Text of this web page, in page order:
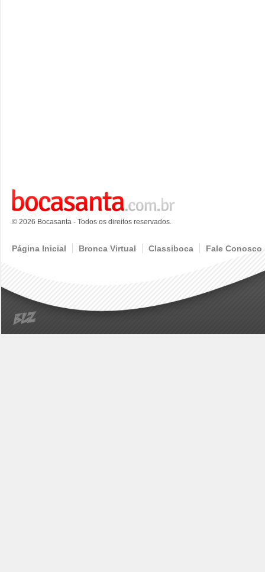
© 2026 Bocasanta - Todos os direitos reservados.
Página Inicial Bronca Virtual Classiboca Fale Conosco